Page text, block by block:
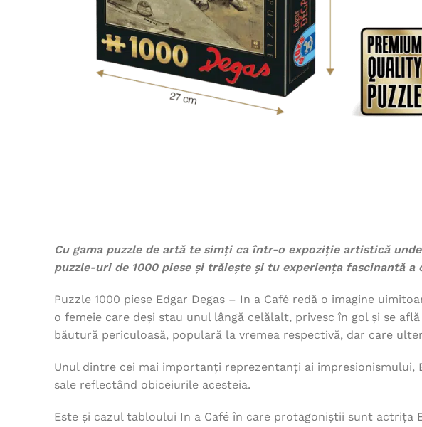
Cu gama puzzle de artă te simți ca într-o expoziție artistică
puzzle-uri de 1000 piese și trăiește și tu experiența fascinantă a
Puzzle 1000 piese Edgar Degas – In a Café redă o imagine
o femeie care deși stau unul lângă celălalt, privesc în gol și se
băutură periculoasă, populară la vremea respectivă, dar care
Unul dintre cei mai importanți reprezentanți ai
sale reflectând obiceiurile acesteia.
Este și cazul tabloului In a Café în care protagoniștii sunt